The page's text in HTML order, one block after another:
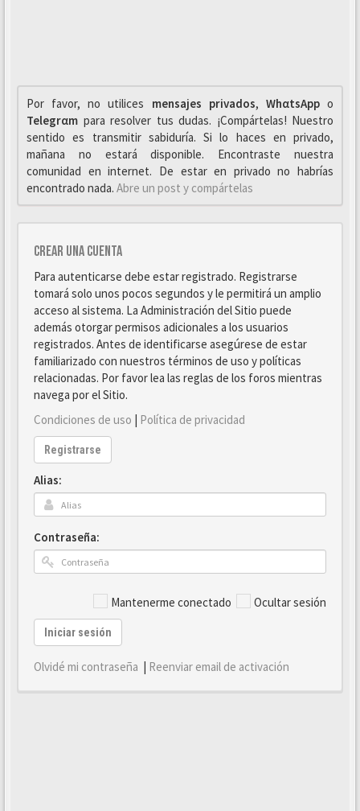
Por favor, no utilices mensajes privados, WhαtsAppo
Telegrαm para resolver tus dudas. ¡Compártelas! Nuestro
sentido es transmitir sabiduría. Si lo haces en privado,
mañana no estará disponible. Encontraste nuestra
comunidad en internet. De estar en privado no habrías
encontrado nada. Abre un post y compártelas
Crear una cuenta
Para autenticarse debe estar registrado. Registrarse
tomará solo unos pocos segundos y le permitirá un amplio
acceso al sistema. La Administración del Sitio puede
además otorgar permisos adicionales a los usuarios
registrados. Antes de identificarse asegúrese de estar
familiarizado con nuestros términos de uso y políticas
relacionadas. Por favor lea las reglas de los foros mientras
navega por el Sitio.
Condiciones de uso | Política de privacidad
Registrarse
Alias:
Contraseña:
Mantenerme conectado Ocultar sesión
Iniciar sesión
Olvidé mi contraseña | Reenviar email de activación